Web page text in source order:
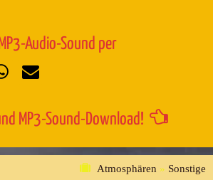
Audio-Sound per
MP3-Sound-Download!
Atmosphären » Sonstige